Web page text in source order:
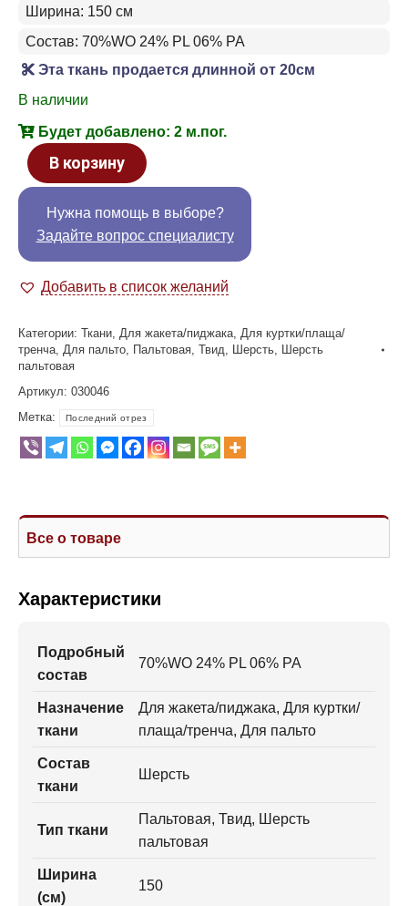
Ширина: 150 см
Состав: 70%WO 24% PL 06% PA
Эта ткань продается длинной от 20см
В наличии
Будет добавлено: 2 м.пог.
В корзину
Нужна помощь в выборе?
Задайте вопрос специалисту
Добавить в список желаний
Категории: Ткани Для жакета/пиджака Для куртки/плаща/
тренча Для пальто Пальтовая Твид Шерсть Шерсть
пальтовая
Артикул: 030046
Метка:
Последний отрез
Все о товаре
Характеристики
Подробный
состав
70%WO 24% PL 06% PA
Назначение
ткани
Для жакета/пиджака, Для куртки/
плаща/тренча, Для пальто
Состав
ткани
Шерсть
Тип ткани
Пальтовая, Твид, Шерсть
пальтовая
Ширина
(см)
150